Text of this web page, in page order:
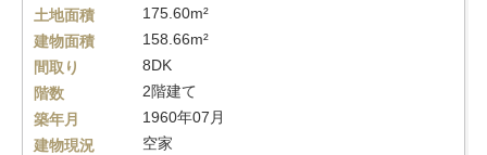
土地面積
175.60m²
建物面積
158.66m²
間取り
8DK
階数
2階建て
築年月
1960年07月
建物現況
空家